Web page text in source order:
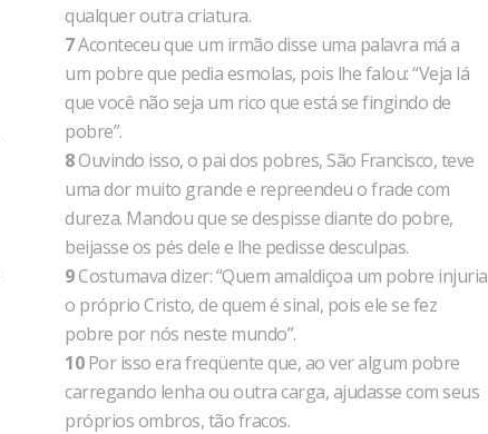
qualquer outra criatura.
7Aconteceu que um irmão disse uma palavra má a
um pobre que pedia esmolas, pois lhe falou: “Veja lá
que você não seja um rico que está se fingindo de
pobre”.
8Ouvindo isso, o pai dos pobres, São Francisco, teve
uma dor muito grande e repreendeu o frade com
dureza. Mandou que se despisse diante do pobre,
beijasse os pés dele e lhe pedisse desculpas.
9Costumava dizer: “Quem amaldiçoa um pobre injuria
o próprio Cristo, de quem é sinal, pois ele se fez
pobre por nós neste mundo”.
10Por isso era freqüente que, ao ver algum pobre
carregando lenha ou outra carga, ajudasse com seus
próprios ombros, tão fracos.